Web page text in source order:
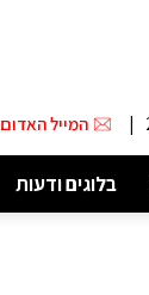
| המייל האדום
בלוגים ודעות